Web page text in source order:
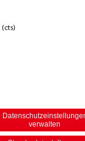
verwalten